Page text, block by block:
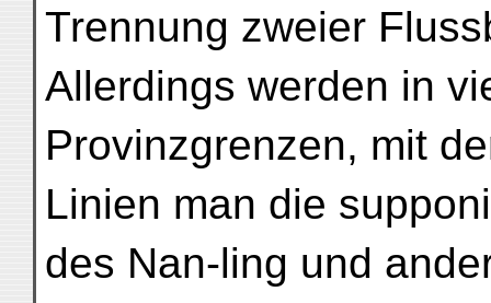
Trennung zweier
Allerdings werden in
Provinzgrenzen, mit
Linien man die
des Nan-ling und